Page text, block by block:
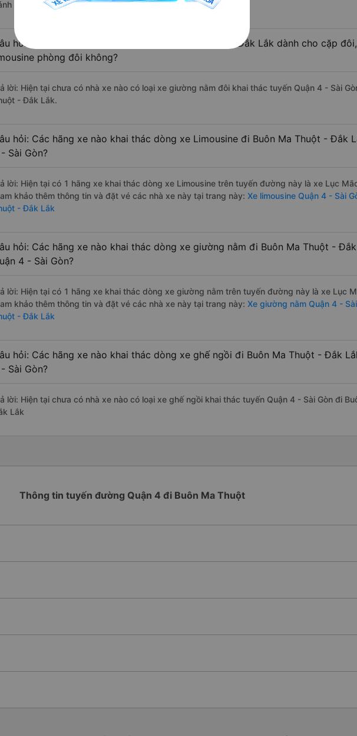
giá của khách hàng).
hỏi: Có loại xe Quận 4 - Sài Gòn Buôn Ma Thuột - Đắk Lắk dành cho cặp
phòng đôi không?
lời: Hiện tại chưa có nhà xe nào có loại xe giường nằm đôi khai thác tuyến Quận 4 - Sài
- Đắk Lắk.
hỏi: Các hãng xe nào khai thác dòng xe Limousine đi Buôn Ma Thuột - Đắk
Sài Gòn?
lời: Hiện tại có 1 hãng xe khai thác dòng xe Limousine trên tuyến đường này là xe Lục
khảo thêm thông tin và đặt vé các nhà xe này tại trang này: Xe limousine Quận 4 - Sài
- Đắk Lắk
hỏi: Các hãng xe nào khai thác dòng xe giường nằm đi Buôn Ma Thuột -
4 - Sài Gòn?
lời: Hiện tại có 1 hãng xe khai thác dòng xe giường nằm trên tuyến đường này là xe Lục
khảo thêm thông tin và đặt vé các nhà xe này tại trang này: Xe giường nằm Quận 4 -
- Đắk Lắk
hỏi: Các hãng xe nào khai thác dòng xe ghế ngồi đi Buôn Ma Thuột - Đắk
Sài Gòn?
lời: Hiện tại chưa có nhà xe nào có loại xe ghế ngồi khai thác tuyến Quận 4 - Sài Gòn đi
Lắk
Thông tin tuyến đường Quận 4 đi Buôn Ma Thuột